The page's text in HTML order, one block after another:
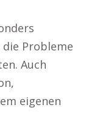
Probleme
Auch
eigenen